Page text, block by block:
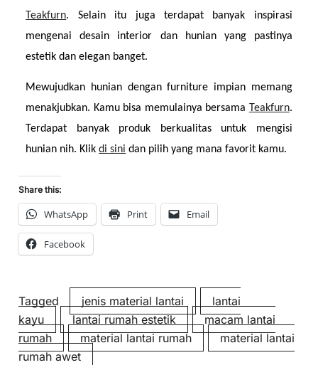
Teakfurn. Selain itu juga terdapat banyak inspirasi
mengenai desain interior dan hunian yang pastinya
estetik dan elegan banget.
Mewujudkan hunian dengan furniture impian memang
menakjubkan. Kamu bisa memulainya bersama Teakfurn.
Terdapat banyak produk berkualitas untuk mengisi
hunian nih. Klik di sini dan pilih yang mana favorit kamu.
Share this:
WhatsApp Print Email
Facebook
Tagged jenis material lantai
lantai
kayu
lantai rumah estetik
macam lantai
rumah
material lantai rumah
material lantai
rumah awet